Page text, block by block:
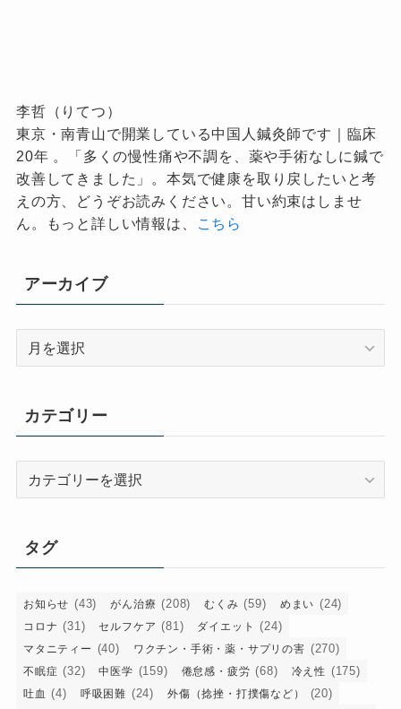
李哲（りてつ）
東京・南青山で開業している中国人鍼灸師です｜臨床
20年 。「多くの慢性痛や不調を、薬や手術なしに鍼で
改善してきました」。本気で健康を取り戻したいと考
えの方、どうぞお読みください。甘い約束はしませ
ん。もっと詳しい情報は、
こちら
アーカイブ
ブ
カテゴリー
ー
タグ
お知らせ (43) がん治療 (208) むくみ (59) めまい (24)
コロナ (31) セルフケア (81) ダイエット (24)
マタニティー (40) ワクチン・手術・薬・サプリの害 (270)
不眠症 (32) 中医学 (159) 倦怠感・疲労 (68) 冷え性 (175)
吐血 (4) 呼吸困難 (24) 外傷（捻挫・打撲傷など）
(20)